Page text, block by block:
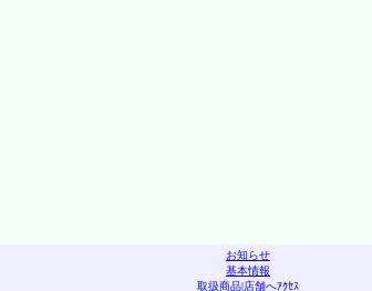
お知らせ
基本情報
取扱商品|店舗へｱｸｾｽ